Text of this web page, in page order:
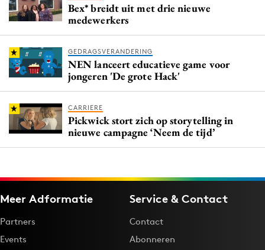
Bex* breidt uit met drie nieuwe
medewerkers
GEDRAGSVERANDERING
NEN lanceert educatieve game voor
jongeren 'De grote Hack'
CARRIERE
Pickwick stort zich op storytelling in
nieuwe campagne ‘Neem de tijd’
Meer Adformatie
Partners
Events
Service & Contact
Contact
Abonneren